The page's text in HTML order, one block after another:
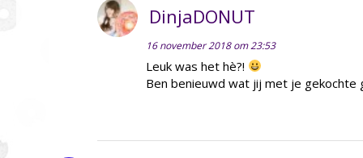
DinjaDONUT
16 november 2018 om 23:53
Leuk was het hè?!
Ben benieuwd wat jij met je gekochte